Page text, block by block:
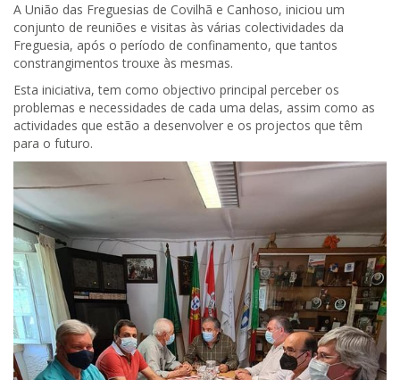
A União das Freguesias de Covilhã e Canhoso, iniciou um
conjunto de reuniões e visitas às várias colectividades da
Freguesia, após o período de confinamento, que tantos
constrangimentos trouxe às mesmas.
Esta iniciativa, tem como objectivo principal perceber os
problemas e necessidades de cada uma delas, assim como as
actividades que estão a desenvolver e os projectos que têm
para o futuro.